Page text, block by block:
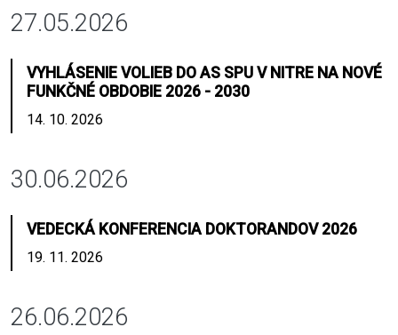
27.05.2026
VYHLÁSENIE VOLIEB DO AS SPU V NITRE NA NOVÉ
FUNKČNÉ OBDOBIE 2026 - 2030
14. 10. 2026
30.06.2026
VEDECKÁ KONFERENCIA DOKTORANDOV 2026
19. 11. 2026
26.06.2026